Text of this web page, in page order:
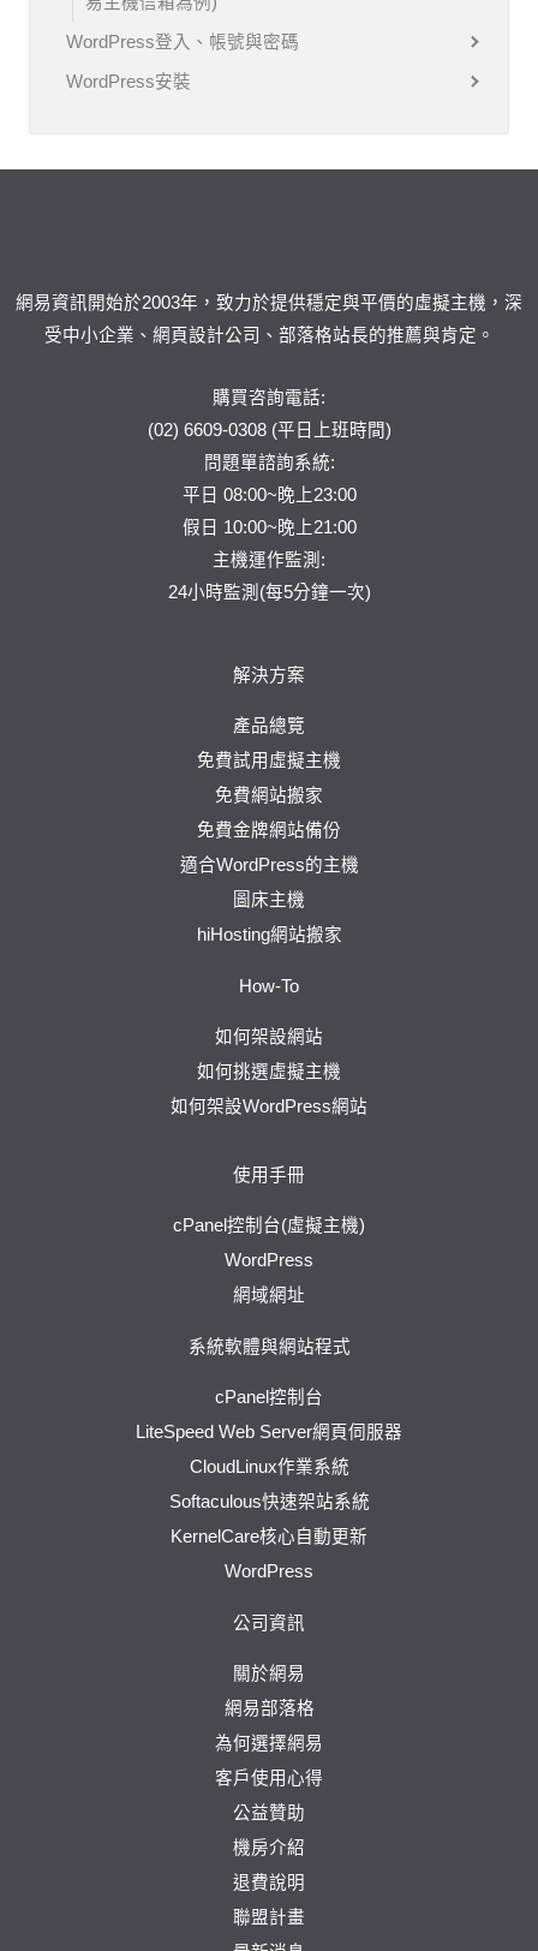
WordPress登入、帳號與密碼
WordPress安裝
網易資訊開始於2003年，致力於提供穩定與平價的虛擬主機，深
受中小企業、網頁設計公司、部落格站長的推薦與肯定。
購買咨詢電話:
(02) 6609-0308 (平日上班時間)
問題單諮詢系統:
平日 08:00~晚上23:00
假日 10:00~晚上21:00
主機運作監測:
24小時監測(每5分鐘一次)
解決方案
產品總覽
免費試用虛擬主機
免費網站搬家
免費金牌網站備份
適合WordPress的主機
圖床主機
hiHosting網站搬家
How-To
如何架設網站
如何挑選虛擬主機
如何架設WordPress網站
使用手冊
cPanel控制台(虛擬主機)
WordPress
網域網址
系統軟體與網站程式
cPanel控制台
LiteSpeed Web Server網頁伺服器
CloudLinux作業系統
Softaculous快速架站系統
KernelCare核心自動更新
WordPress
公司資訊
關於網易
網易部落格
為何選擇網易
客戶使用心得
公益贊助
機房介紹
退費說明
聯盟計畫